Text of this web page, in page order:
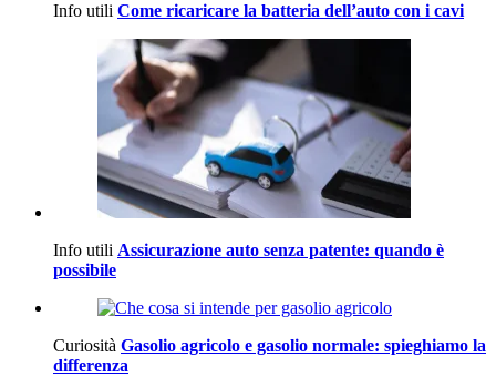
Info utili Come ricaricare la batteria dell’auto con i cavi
Info utili Assicurazione auto senza patente: quando è
possibile
Curiosità Gasolio agricolo e gasolio normale: spieghiamo la
differenza